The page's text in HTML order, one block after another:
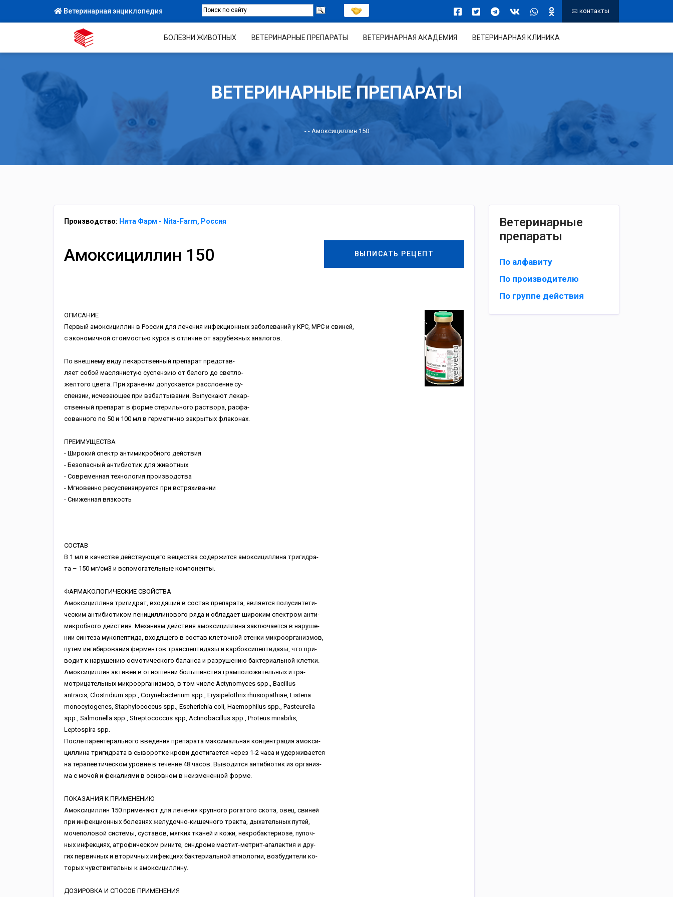
Ветеринарная энциклопедия контакты
БОЛЕЗНИ ЖИВОТНЫХ ВЕТЕРИНАРНЫЕ ПРЕПАРАТЫ ВЕТЕРИНАРНАЯ АКАДЕМИЯ ВЕТЕРИНАРНАЯ КЛИНИКА
ВЕТЕРИНАРНЫЕ ПРЕПАРАТЫ
- - Амоксициллин 150
Ветеринарные
препараты
По алфавиту
По производителю
По группе действия
Производство: Нита Фарм - Nita-Farm, Россия
ВЫПИСАТЬ РЕЦЕПТ
Амоксициллин 150
ОПИСАНИЕ
Первый амоксициллин в России для лечения инфекционных заболеваний у КРС, МРС и свиней,
с экономичной стоимостью курса в отличие от зарубежных аналогов.
По внешнему виду лекарственный препарат представ-
ляет собой маслянистую суспензию от белого до светло-
желтого цвета. При хранении допускается расслоение су-
спензии, исчезающее при взбалтывании. Выпускают лекар-
ственный препарат в форме стерильного раствора, расфа-
сованного по 50 и 100 мл в герметично закрытых флаконах.
ПРЕИМУЩЕСТВА
- Широкий спектр антимикробного действия
- Безопасный антибиотик для животных
- Современная технология производства
- Мгновенно ресуспензируется при встряхивании
- Сниженная вязкость
СОСТАВ
В 1 мл в качестве действующего вещества содержится амоксициллина тригидра-
та – 150 мг/см3 и вспомогательные компоненты.
ФАРМАКОЛОГИЧЕСКИЕ СВОЙСТВА
Амоксициллина тригидрат, входящий в состав препарата, является полусинтети-
ческим антибиотиком пенициллинового ряда и обладает широким спектром анти-
микробного действия. Механизм действия амоксициллина заключается в наруше-
нии синтеза мукопептида, входящего в состав клеточной стенки микроорганизмов,
путем ингибирования ферментов транспептидазы и карбоксипептидазы, что при-
водит к нарушению осмотического баланса и разрушению бактериальной клетки.
Амоксициллин активен в отношении большинства грамположительных и гра-
мотрицательных микроорганизмов, в том числе Actynomyces spp., Bacillus
antracis, Clostridium spp., Corynebacterium spp., Erysipelothrix rhusiopathiae, Listeria
monocytogenes, Staphylococcus spp., Escherichia coli, Haemophilus spp., Pasteurella
spp., Salmonella spp., Streptococcus spp, Actinobacillus spp., Proteus mirabilis,
Leptospira spp.
После парентерального введения препарата максимальная концентрация амокси-
циллина тригидрата в сыворотке крови достигается через 1-2 часа и удерживается
на терапевтическом уровне в течение 48 часов. Выводится антибиотик из организ-
ма с мочой и фекалиями в основном в неизмененной форме.
ПОКАЗАНИЯ К ПРИМЕНЕНИЮ
Амоксициллин 150 применяют для лечения крупного рогатого скота, овец, свиней
при инфекционных болезнях желудочно-кишечного тракта, дыхательных путей,
мочеполовой системы, суставов, мягких тканей и кожи, некробактериозе, пупоч-
ных инфекциях, атрофическом рините, синдроме мастит-метрит-агалактия и дру-
гих первичных и вторичных инфекциях бактериальной этиологии, возбудители ко-
торых чувствительны к амоксициллину.
ДОЗИРОВКА И СПОСОБ ПРИМЕНЕНИЯ